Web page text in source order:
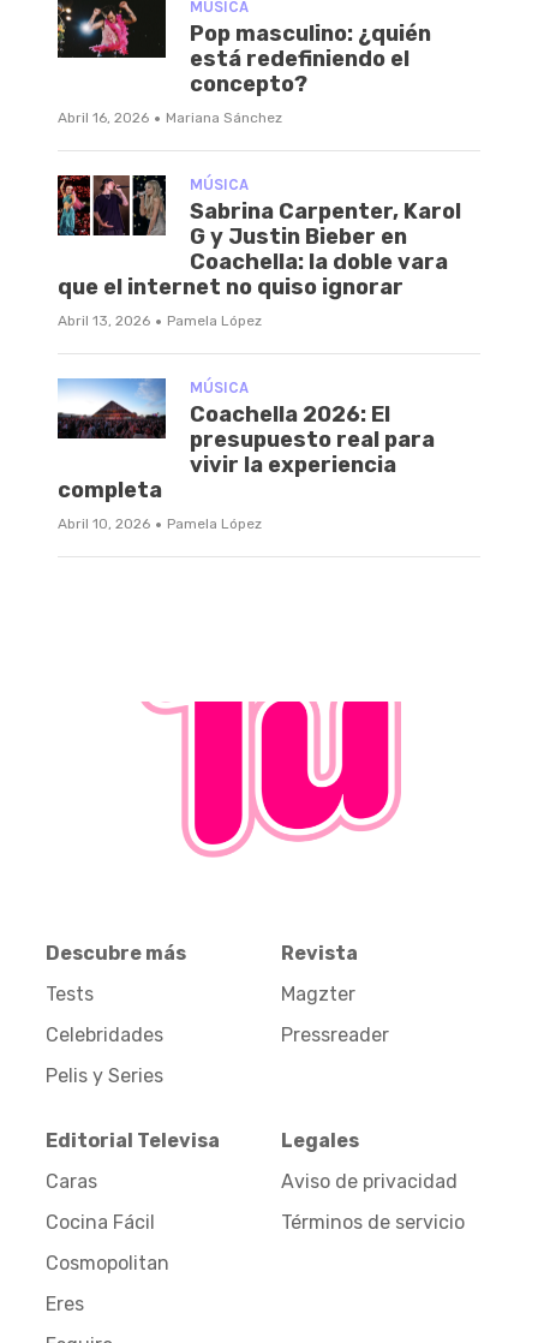
MÚSICA
Pop masculino: ¿quién
está redefiniendo el
concepto?
Abril 16, 2026 · Mariana Sánchez
MÚSICA
Sabrina Carpenter, Karol
G y Justin Bieber en
Coachella: la doble vara
que el internet no quiso ignorar
Abril 13, 2026 · Pamela López
MÚSICA
Coachella 2026: El
presupuesto real para
vivir la experiencia
completa
Abril 10, 2026 · Pamela López
Descubre más
Tests
Celebridades
Pelis y Series
Revista
Magzter
Pressreader
Editorial Televisa
Caras
Cocina Fácil
Cosmopolitan
Eres
Legales
Aviso de privacidad
Términos de servicio